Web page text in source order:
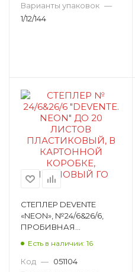
Варианты упаковок —
1/12/144
СТЕПЛЕР DEVENTE
«NEON», №24/6&26/6,
ПРОБИВНАЯ
ГОЛУБОЙ НЕОНОВЫЙ
Есть в наличии: 16
Код — 051104